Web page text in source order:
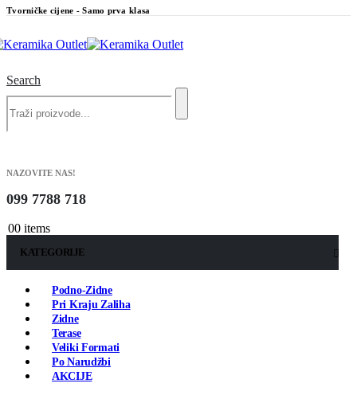
Tvorničke cijene - Samo prva klasa
Search
NAZOVITE NAS!
099 7788 718
00 items
KATEGORIJE
Podno-Zidne
Pri Kraju Zaliha
Zidne
Terase
Veliki Formati
Po Narudžbi
AKCIJE